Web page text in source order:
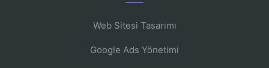
Web Sitesi Tasarımı
Google Ads Yönetimi